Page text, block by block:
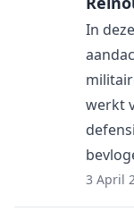
In
werkt
3 April